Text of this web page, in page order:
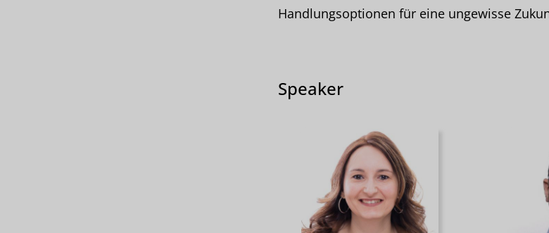
Handlungsoptionen für eine ungewisse
Speaker